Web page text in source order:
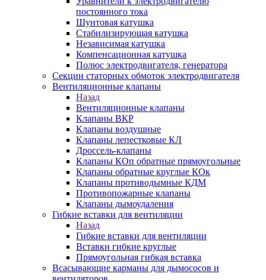
постоянного тока
Шунтовая катушка
Стабилизирующая катушка
Независимая катушка
Компенсационная катушка
Полюс электродвигателя, генератора
Секции статорных обмоток электродвигателя
Вентиляционные клапаны
Назад
Вентиляционные клапаны
Клапаны ВКР
Клапаны воздушные
Клапаны лепестковые КЛ
Дроссель-клапаны
Клапаны КОп обратные прямоугольные
Клапаны обратные круглые КОк
Клапаны противодымные КДМ
Противопожарные клапаны
Клапаны дымоудаления
Гибкие вставки для вентиляции
Назад
Гибкие вставки для вентиляции
Вставки гибкие круглые
Прямоугольная гибкая вставка
Всасывающие карманы для дымососов и